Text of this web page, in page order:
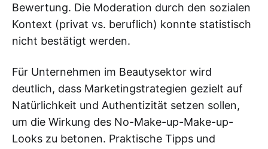
Bewertung. Die Moderation durch den sozialen
Kontext (privat vs. beruflich) konnte statistisch
nicht bestätigt werden.
Für Unternehmen im Beautysektor wird
deutlich, dass Marketingstrategien gezielt auf
Natürlichkeit und Authentizität setzen sollen,
um die Wirkung des No-Make-up-Make-up-
Looks zu betonen. Praktische Tipps und